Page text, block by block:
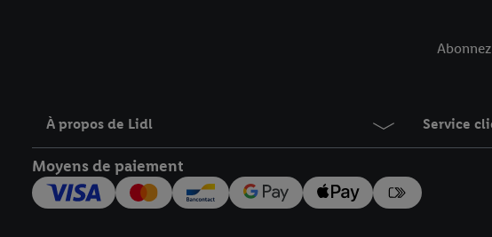
À propos de Lidl Service
Moyens de paiement